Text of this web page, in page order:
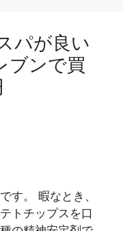
パが良い
ブンで買
す。 暇なとき、
トチップスを口